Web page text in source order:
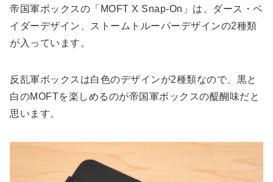
帝国軍ボックスの「MOFT X Snap-On」は、ダース・ベ
イダーデザイン、ストームトルーパーデザインの2種類
が入っています。
反乱軍ボックスは白色のデザインが2種類なので、黒と
白のMOFTを楽しめるのが帝国軍ボックスの醍醐味だと
思います。